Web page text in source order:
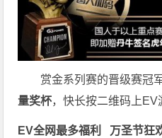
赏金系列赛的晋级赛冠
量奖杯，快长按二维码上EV
EV全网最多福利 万圣节狂